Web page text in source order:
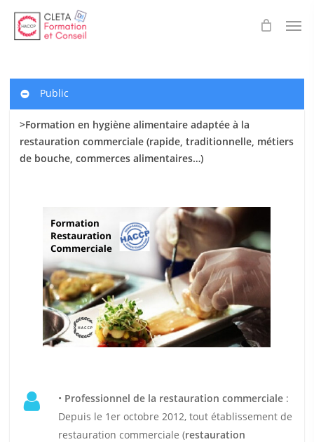
main
Public
>Formation en hygiène alimentaire adaptée à la
restauration commerciale (rapide, traditionnelle, métiers
de bouche, commerces alimentaires…)
• Professionnel de la restauration commerciale:
Depuis le 1er octobre 2012, tout établissement de
restauration commerciale (restauration